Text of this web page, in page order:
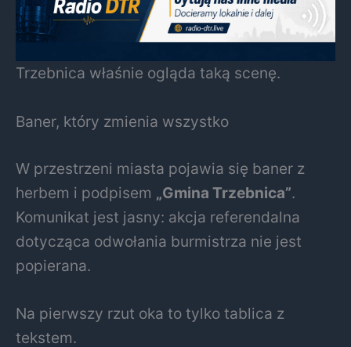
Trzebnica właśnie ogląda taką scenę.
Baner, który zmienia wszystko
W przestrzeni miasta pojawia się baner z
herbem i podpisem „Gmina Trzebnica”.
Komunikat jest jasny: akcja referendalna
dotycząca odwołania burmistrza nie jest
popierana.
Na pierwszy rzut oka to tylko tablica z
tekstem.